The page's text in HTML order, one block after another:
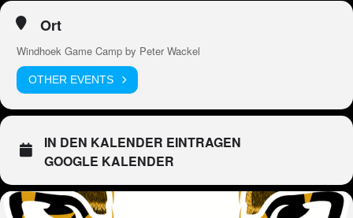
Ort
Windhoek Game Camp by Peter Wackel
OTHER EVENTS
IN DEN KALENDER EINTRAGEN
GOOGLE KALENDER